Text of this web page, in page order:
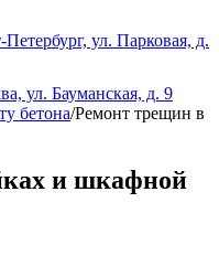
ул. Парковая, д.
ул. Бауманская, д. 9
бетона/Ремонт трещин в
и шкафной